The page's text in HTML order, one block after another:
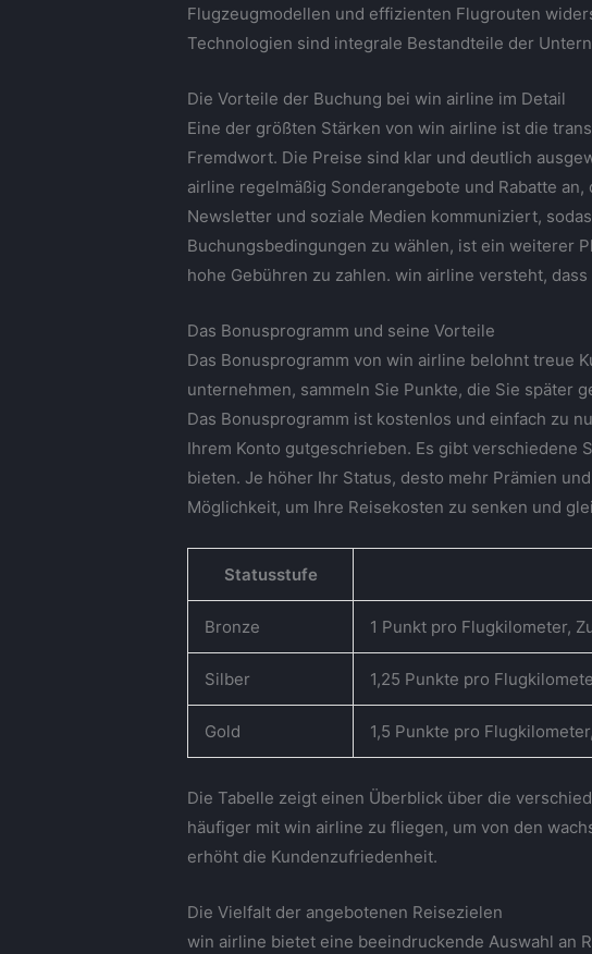
Flugzeugmodellen und effizienten Flugrouten
Technologien sind integrale Bestandteile der
Die Vorteile der Buchung bei win airline im Detail
Eine der größten Stärken von win airline ist die
Fremdwort. Die Preise sind klar und deutlich
airline regelmäßig Sonderangebote und Rabatte
Newsletter und soziale Medien kommuniziert,
Buchungsbedingungen zu wählen, ist ein weiterer
hohe Gebühren zu zahlen. win airline versteht,
Das Bonusprogramm und seine Vorteile
Das Bonusprogramm von win airline belohnt treue
unternehmen, sammeln Sie Punkte, die Sie später
Das Bonusprogramm ist kostenlos und einfach zu
Ihrem Konto gutgeschrieben. Es gibt
bieten. Je höher Ihr Status, desto mehr Prämien
Möglichkeit, um Ihre Reisekosten zu senken und
Statusstufe
Bronze 1 Punkt pro Flugkilometer,
Silber 1,25 Punkte pro
Gold 1,5 Punkte pro
Die Tabelle zeigt einen Überblick über die
häufiger mit win airline zu fliegen, um von den
erhöht die Kundenzufriedenheit.
Die Vielfalt der angebotenen Reisezielen
win airline bietet eine beeindruckende Auswahl an